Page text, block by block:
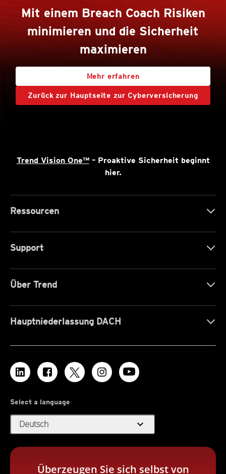
Mit einem Breach Coach Risiken
minimieren und die Sicherheit
maximieren
Mehr erfahren
Zurück zur Hauptseite zur Cyberversicherung
Trend Vision One™– Proaktive Sicherheit beginnt
hier.
Ressourcen
Support
Über Trend
Hauptniederlassung DACH
Select a language
Deutsch expand_more
Überzeugen Sie sich selbst von